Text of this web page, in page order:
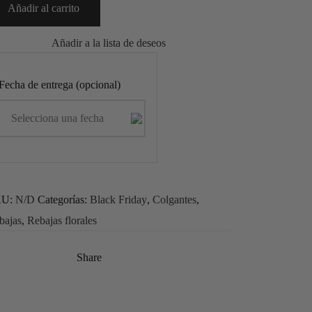
Añadir al carrito
Añadir a la lista de deseos
de entrega (opcional)
N/D Categorías: Black Friday, Colgantes,
, Rebajas florales
Share